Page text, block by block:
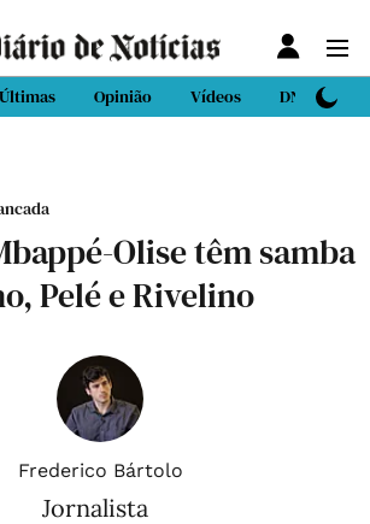
Últimas Opinião Vídeos DN Sport
Olise têm samba
Pelé e Rivelino
Frederico Bártolo
Jornalista